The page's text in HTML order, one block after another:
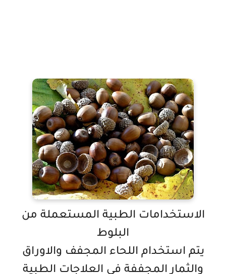
الاستخدامات الطبية المستعملة من
البلوط
يتم استخدام اللحاء المجفف والاوراق
والثمار المجففة في العلاجات الطبية